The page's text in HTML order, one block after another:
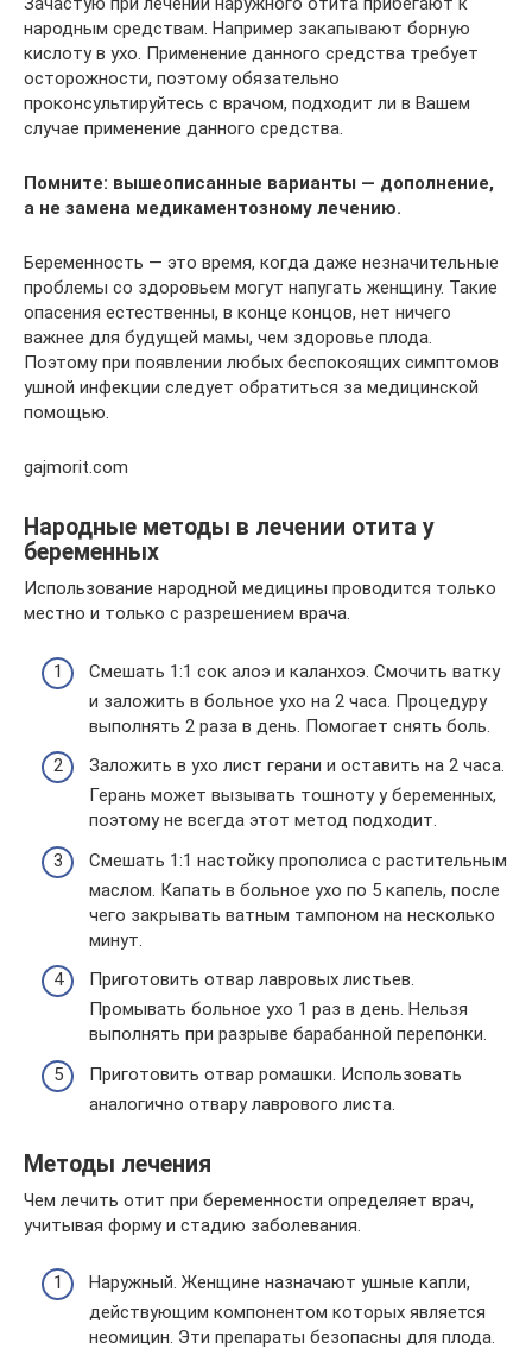
народным средствам. Например закапывают борную
кислоту в ухо. Применение данного средства требует
осторожности, поэтому обязательно
проконсультируйтесь с врачом, подходит ли в Вашем
случае применение данного средства.
Помните: вышеописанные варианты — дополнение,
а не замена медикаментозному лечению.
Беременность — это время, когда даже незначительные
проблемы со здоровьем могут напугать женщину. Такие
опасения естественны, в конце концов, нет ничего
важнее для будущей мамы, чем здоровье плода.
Поэтому при появлении любых беспокоящих симптомов
ушной инфекции следует обратиться за медицинской
помощью.
gajmorit.com
Народные методы в лечении отита у
беременных
Использование народной медицины проводится только
местно и только с разрешением врача.
Смешать 1:1 сок алоэ и каланхоэ. Смочить ватку
и заложить в больное ухо на 2 часа. Процедуру
выполнять 2 раза в день. Помогает снять боль.
Заложить в ухо лист герани и оставить на 2 часа.
Герань может вызывать тошноту у беременных,
поэтому не всегда этот метод подходит.
Смешать 1:1 настойку прополиса с растительным
маслом. Капать в больное ухо по 5 капель, после
чего закрывать ватным тампоном на несколько
минут.
Приготовить отвар лавровых листьев.
Промывать больное ухо 1 раз в день. Нельзя
выполнять при разрыве барабанной перепонки.
Приготовить отвар ромашки. Использовать
аналогично отвару лаврового листа.
Методы лечения
Чем лечить отит при беременности определяет врач,
учитывая форму и стадию заболевания.
Наружный. Женщине назначают ушные капли,
действующим компонентом которых является
неомицин. Эти препараты безопасны для плода.